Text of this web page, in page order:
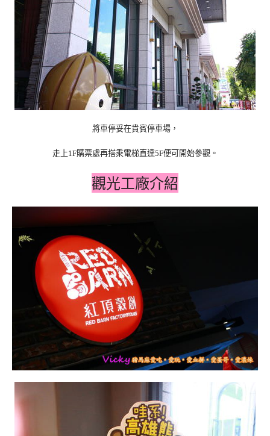
將車停妥在貴賓停車場，
走上1F購票處再搭乘電梯直達5F便可開始參觀。
觀光工廠介紹